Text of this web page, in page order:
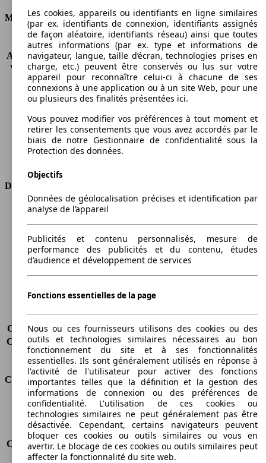
Moteur et Puissance
KW (CH)
77 kW (105 PS)
Accélération (0-100 km/h) 11.3s
Vitesse maximale (km/h) 187 km/h
Nombre de vitesses
6
Couple
290 nm
Carburant
Diesel
Cylindres
4
Transmission
Boîte manuelle
Dimensions
Longueur
Hauteur
1498 mm
Largeur
1792 mm
Empattement
2600 mm
Poids maximum
1870 kg
Charge maximale
550 kg
Charge sur toit
-
Capacité de remorquage (sans freins) -
Capacité de remorquage (avec freins) -
Volume du coffre
400 - 1175 l
Consommation
Émissions de CO2*
115 g/km (komb.)
Consommation (ville)
5.6 l/100km
Consommation (route)
3.7 l/100km
Consommation (combinée)* 4.4 l/100km
Classe d'émissions
Euro 5
Les cookies, appareils ou identifiants en ligne similaires
(par ex. identifiants de connexion, identifiants assignés
de façon aléatoire, identifiants réseau) ainsi que toutes
autres informations (par ex. type et informations de
navigateur, langue, taille d’écran, technologies prises en
charge, etc.) peuvent être conservés ou lus sur votre
appareil pour reconnaître celui-ci à chacune de ses
connexions à une application ou à un site Web, pour une
ou plusieurs des finalités présentées ici.
Vous pouvez modifier vos préférences à tout moment et
retirer les consentements que vous avez accordés par le
biais de notre Gestionnaire de confidentialité sous la
Protection des données.
Objectifs
Données de géolocalisation précises et identification par
analyse de l’appareil
Publicités et contenu personnalisés, mesure de
performance des publicités et du contenu, études
d’audience et développement de services
Fonctions essentielles de la page
Nous ou ces fournisseurs utilisons des cookies ou des
outils et technologies similaires nécessaires au bon
fonctionnement du site et à ses fonctionnalités
essentielles. Ils sont généralement utilisés en réponse à
l'activité de l'utilisateur pour activer des fonctions
importantes telles que la définition et la gestion des
informations de connexion ou des préférences de
confidentialité. L'utilisation de ces cookies ou
technologies similaires ne peut généralement pas être
désactivée. Cependant, certains navigateurs peuvent
bloquer ces cookies ou outils similaires ou vous en
avertir. Le blocage de ces cookies ou outils similaires peut
affecter la fonctionnalité du site web.